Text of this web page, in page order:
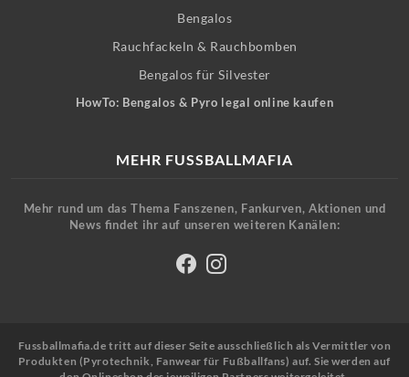
Bengalos
Rauchfackeln & Rauchbomben
Bengalos für Silvester
HowTo: Bengalos & Pyro legal online kaufen
MEHR FUSSBALLMAFIA
Mehr rund um das Thema Fanszenen, Fankurven, Aktionen und
News findet ihr auf unseren weiteren Kanälen:
Fussballmafia.de tritt auf dieser Seite ausschließlich als Vermittler von
Produkten (Pyrotechnik, Fanwear für Fußballfans) auf. Sie werden auf